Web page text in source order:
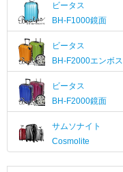
ビータス
BH-F1000鏡面
ビータス
BH-F2000エンボス
ビータス
BH-F2000鏡面
サムソナイト
Cosmolite